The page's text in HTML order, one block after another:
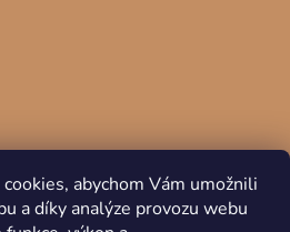
abychom Vám umožnili
a díky analýze provozu webu